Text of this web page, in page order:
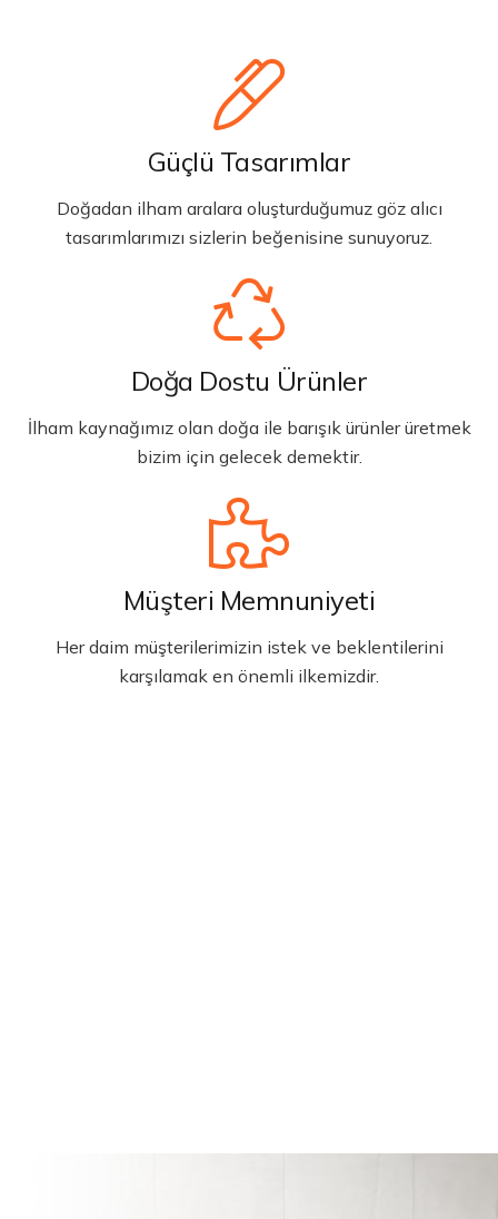
Güçlü Tasarımlar
Doğadan ilham aralara oluşturduğumuz göz alıcı
tasarımlarımızı sizlerin beğenisine sunuyoruz.
Doğa Dostu Ürünler
İlham kaynağımız olan doğa ile barışık ürünler üretmek
bizim için gelecek demektir.
Müşteri Memnuniyeti
Her daim müşterilerimizin istek ve beklentilerini
karşılamak en önemli ilkemizdir.